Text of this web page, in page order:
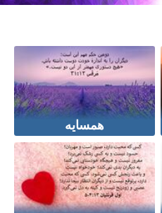
همسایه